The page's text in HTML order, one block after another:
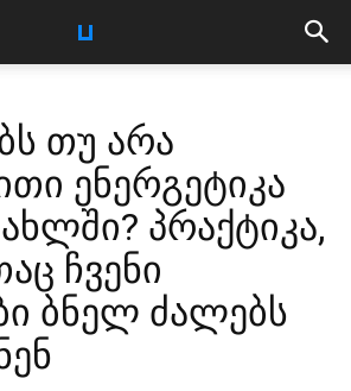
თუ არა
ენერგეტიკა
პრაქტიკა,
ჩვენი
ბნელ ძალებს